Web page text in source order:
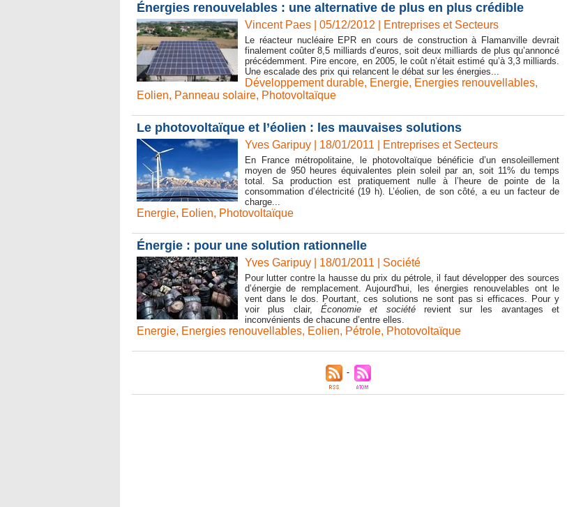
Énergies renouvelables : une alternative de plus en plus crédible
Vincent Paes | 05/12/2012 Entreprises et Secteurs
Le réacteur nucléaire EPR en cours de construction à Flamanville devrait
finalement coûter 8,5 milliards d’euros, soit deux milliards de plus qu’annoncé
précédemment. Pire encore, en 2005, le coût n’était estimé qu’à 3,3 milliards.
Une escalade des prix qui relancent le débat sur les énergies...
Développement durable, Energie, Energies renouvellables,
Eolien, Panneau solaire, Photovoltaïque
Le photovoltaïque et l’éolien : les mauvaises solutions
Yves Garipuy | 18/01/2011 Entreprises et Secteurs
En France métropolitaine, le photovoltaïque bénéficie d’un ensoleillement
moyen de 950 heures équivalentes plein soleil par an, soit 11% du temps
total. Sa production est pratiquement nulle à l’heure de pointe de la
consommation d’électricité (19 h). L’éolien, de son côté, a eu un facteur de
charge...
Energie, Eolien, Photovoltaïque
Énergie : pour une solution rationnelle
Yves Garipuy | 18/01/2011 Société
Pour lutter contre la hausse du prix du pétrole, il faut développer des sources
d’énergie de remplacement. Aujourd'hui, les énergies renouvelables ont le
vent dans le dos. Pourtant, ces solutions ne sont pas si efficaces. Pour y
voir plus clair, Économie et société revient sur les avantages et
inconvénients de chacune d’entre elles.
Energie, Energies renouvellables, Eolien, Pétrole, Photovoltaïque